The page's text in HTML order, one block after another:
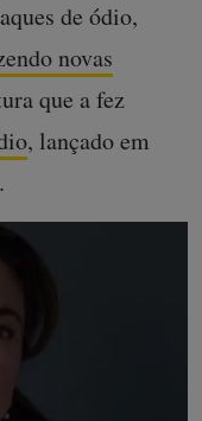
de ódio,
novas
que a fez
, lançado em